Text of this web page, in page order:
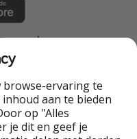
van de
browse-ervaring te
aan te bieden
op "Alles
je dit en geef je